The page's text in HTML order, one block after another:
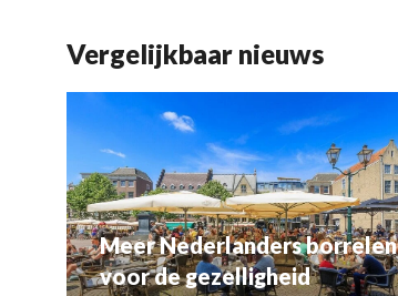
Vergelijkbaar nieuws
Meer Nederlanders borrelen
voor de gezelligheid